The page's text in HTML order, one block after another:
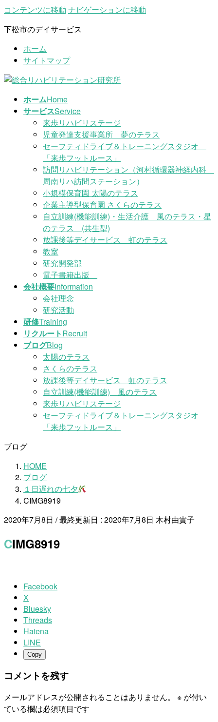
コンテンツに移動 ナビゲーションに移動
下松市のデイサービス
ホーム
サイトマップ
ホームHome
サービスService
来歩リハビリステージ
児童発達支援事業所 夢のテラス
セーフティドライブ＆トレーニングスタジオ
「来歩フットルース」
訪問リハビリテーション（河村循環器神経内科
周南リハ訪問ステーション）
小規模保育園 太陽のテラス
企業主導型保育園 さくらのテラス
自立訓練(機能訓練)・生活介護 風のテラス・星
のテラス (共生型)
放課後等デイサービス 虹のテラス
教室
研究開発部
電子書籍出版
会社概要Information
会社理念
研究活動
研修Training
リクルートRecruit
ブログBlog
太陽のテラス
さくらのテラス
放課後等デイサービス 虹のテラス
自立訓練(機能訓練) 風のテラス
来歩リハビリステージ
セーフティドライブ＆トレーニングスタジオ
「来歩フットルース」
ブログ
HOME
ブログ
１日遅れの七夕
CIMG8919
2020年7月8日 / 最終更新日 : 2020年7月8日 木村由貴子
CIMG8919
Facebook
X
Bluesky
Threads
Hatena
LINE
Copy
コメントを残す
メールアドレスが公開されることはありません。 ※ が付い
ている欄は必須項目です